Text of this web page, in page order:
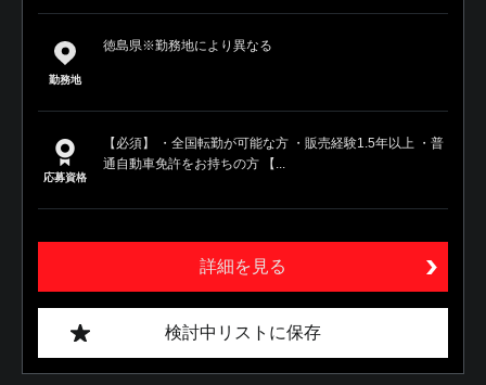
勤務地
徳島県※勤務地により異なる
応募資格
【必須】 ・全国転勤が可能な方 ・販売経験1.5年以上 ・普
通自動車免許をお持ちの方 【...
詳細を見る
検討中リストに保存